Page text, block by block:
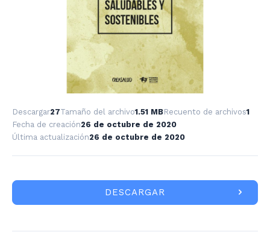
Descargar27Tamaño del archivo1.51 MBRecuento de archivos1
Fecha de creación26 de octubre de 2020
Última actualización26 de octubre de 2020
DESCARGAR